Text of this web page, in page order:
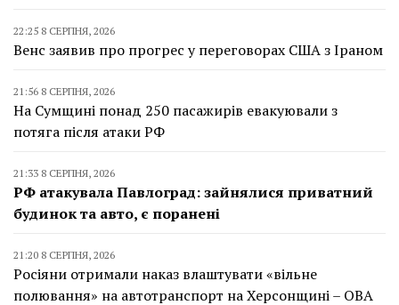
22:25 8 СЕРПНЯ, 2026
Венс заявив про прогрес у переговорах США з Іраном
21:56 8 СЕРПНЯ, 2026
На Сумщині понад 250 пасажирів евакуювали з
потяга після атаки РФ
21:33 8 СЕРПНЯ, 2026
РФ атакувала Павлоград: зайнялися приватний
будинок та авто, є поранені
21:20 8 СЕРПНЯ, 2026
Росіяни отримали наказ влаштувати «вільне
полювання» на автотранспорт на Херсонщині – ОВА